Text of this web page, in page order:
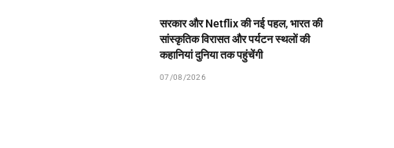
सरकार और Netflix की नई पहल, भारत की
सांस्कृतिक विरासत और पर्यटन स्थलों की
कहानियां दुनिया तक पहुंचेंगी
07/08/2026